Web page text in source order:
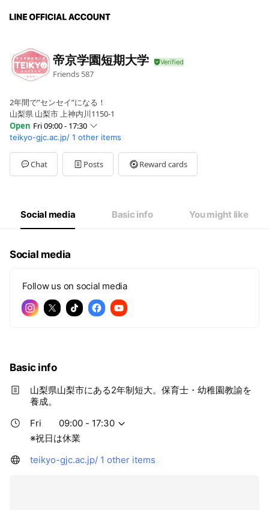
帝京学園短期大学
Friends 587
2年間で”センセイ”になる！
山梨県 山梨市 上神内川1150-1
Open Fri 09:00 - 17:30
SunClosed
Mon09:00 - 17:30
Tue09:00 - 17:30
Wed09:00 - 17:30
Closed
※祝日は休業
teikyo-gjc.ac.jp/ 1 other items
Chat Posts Reward cards
Social media Basic info You might like
Social media
Follow us on social media
Basic info
山梨県山梨市にある2年制短大。保育士・幼稚園教諭を
養成。
Fri
09:00 - 17:30
※祝日は休業
teikyo-gjc.ac.jp/ 1 other items